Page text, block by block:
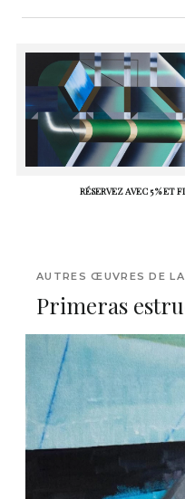
RÉSERVEZ AVEC 5 % ET
AUTRES ŒUVRES DE
Primeras